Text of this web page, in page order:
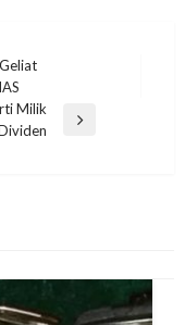
Milik